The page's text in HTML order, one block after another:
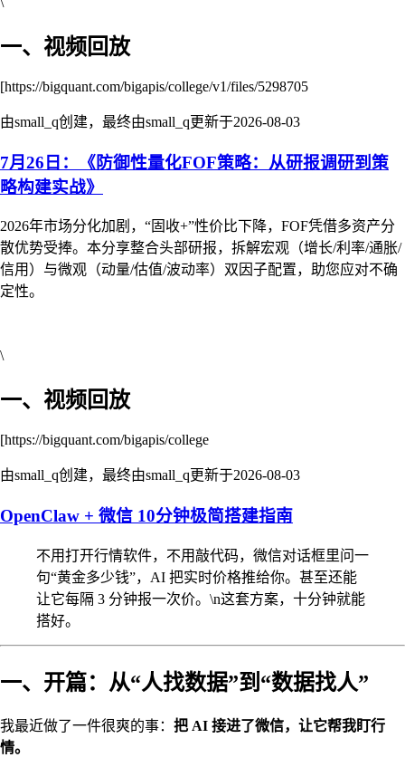
一、视频回放
[https://bigquant.com/bigapis/college/v1/files/5298705
由small_q创建，最终由small_q更新于2026-08-03
7月26日：《防御性量化FOF策略：从研报调研到策
略构建实战》
2026年市场分化加剧，“固收+”性价比下降，FOF凭借多资产分
散优势受捧。本分享整合头部研报，拆解宏观（增长/利率/通胀/
信用）与微观（动量/估值/波动率）双因子配置，助您应对不确
定性。
\
一、视频回放
[https://bigquant.com/bigapis/college
由small_q创建，最终由small_q更新于2026-08-03
OpenClaw + 微信 10分钟极简搭建指南
不用打开行情软件，不用敲代码，微信对话框里问一
句“黄金多少钱”，AI 把实时价格推给你。甚至还能
让它每隔 3 分钟报一次价。\n这套方案，十分钟就能
搭好。
一、开篇：从“人找数据”到“数据找人”
我最近做了一件很爽的事： 把 AI 接进了微信，让它帮我盯行
情。